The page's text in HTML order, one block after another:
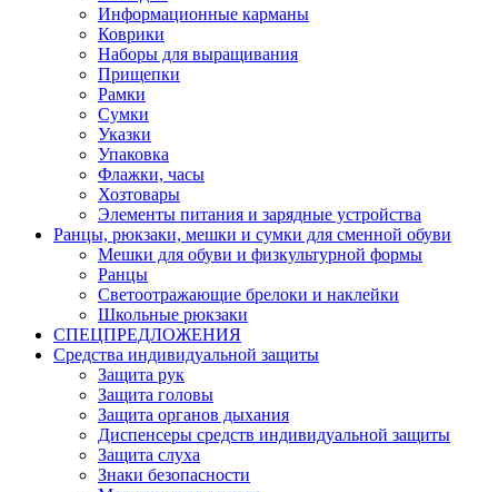
Информационные карманы
Коврики
Наборы для выращивания
Прищепки
Рамки
Сумки
Указки
Упаковка
Флажки, часы
Хозтовары
Элементы питания и зарядные устройства
Ранцы, рюкзаки, мешки и сумки для сменной обуви
Мешки для обуви и физкультурной формы
Ранцы
Светоотражающие брелоки и наклейки
Школьные рюкзаки
СПЕЦПРЕДЛОЖЕНИЯ
Средства индивидуальной защиты
Защита рук
Защита головы
Защита органов дыхания
Диспенсеры средств индивидуальной защиты
Защита слуха
Знаки безопасности